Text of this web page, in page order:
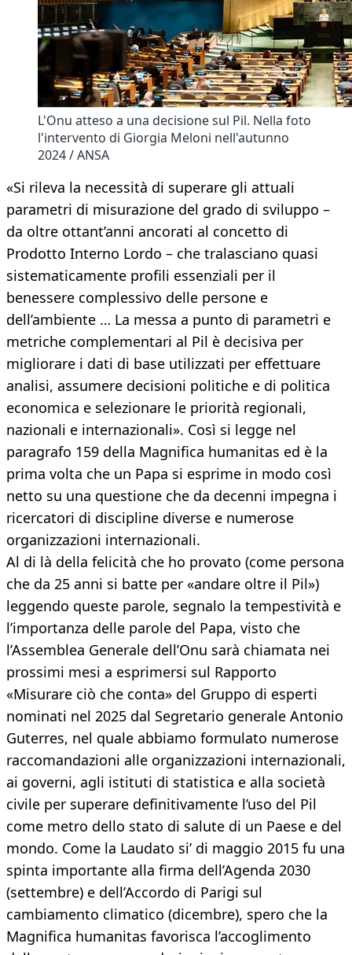
L'Onu atteso a una decisione sul Pil. Nella foto
l'intervento di Giorgia Meloni nell'autunno
2024 / ANSA
«Si rileva la necessità di superare gli attuali
parametri di misurazione del grado di sviluppo –
da oltre ottant’anni ancorati al concetto di
Prodotto Interno Lordo – che tralasciano quasi
sistematicamente profili essenziali per il
benessere complessivo delle persone e
dell’ambiente … La messa a punto di parametri e
metriche complementari al Pil è decisiva per
migliorare i dati di base utilizzati per effettuare
analisi, assumere decisioni politiche e di politica
economica e selezionare le priorità regionali,
nazionali e internazionali». Così si legge nel
paragrafo 159 della Magnifica humanitas ed è la
prima volta che un Papa si esprime in modo così
netto su una questione che da decenni impegna i
ricercatori di discipline diverse e numerose
organizzazioni internazionali.
Al di là della felicità che ho provato (come persona
che da 25 anni si batte per «andare oltre il Pil»)
leggendo queste parole, segnalo la tempestività e
l’importanza delle parole del Papa, visto che
l’Assemblea Generale dell’Onu sarà chiamata nei
prossimi mesi a esprimersi sul Rapporto
«Misurare ciò che conta» del Gruppo di esperti
nominati nel 2025 dal Segretario generale Antonio
Guterres, nel quale abbiamo formulato numerose
raccomandazioni alle organizzazioni internazionali,
ai governi, agli istituti di statistica e alla società
civile per superare definitivamente l’uso del Pil
come metro dello stato di salute di un Paese e del
mondo. Come la Laudato si’ di maggio 2015 fu una
spinta importante alla firma dell’Agenda 2030
(settembre) e dell’Accordo di Parigi sul
cambiamento climatico (dicembre), spero che la
Magnifica humanitas favorisca l’accoglimento